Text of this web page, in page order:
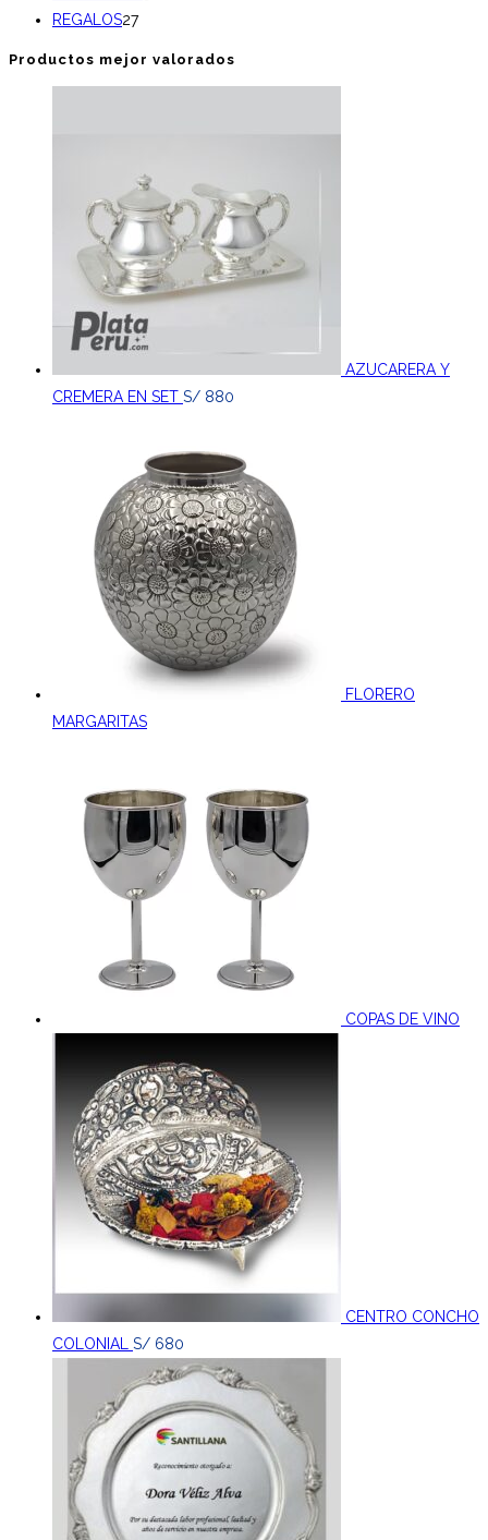
REGALOS2727
Productos mejor valorados
AZUCARERA Y
CREMERA EN SET S/ 880
FLORERO
MARGARITAS
COPAS DE VINO
CENTRO CONCHO
COLONIAL
S/ 680